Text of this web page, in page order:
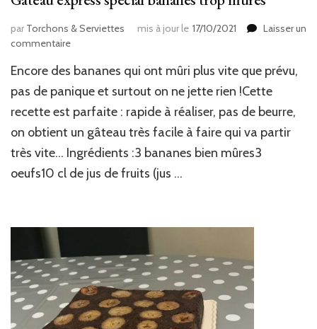
par Torchons & Serviettes mis à jour le 17/10/2021
Laisser un
commentairesur
express
spécial
bananes
trop
mûres
Encore des bananes qui ont mûri plus vite que prévu,
pas de panique et surtout on ne jette rien !Cette
recette est parfaite : rapide à réaliser, pas de beurre,
on obtient un gâteau très facile à faire qui va partir
très vite… Ingrédients :3 bananes bien mûres3
oeufs10 cl de jus de fruits (jus …